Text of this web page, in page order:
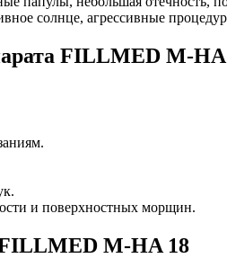
солнце, агрессивные
FILLMED M-HA
и поверхностных морщин.
FILLMED M-HA 18